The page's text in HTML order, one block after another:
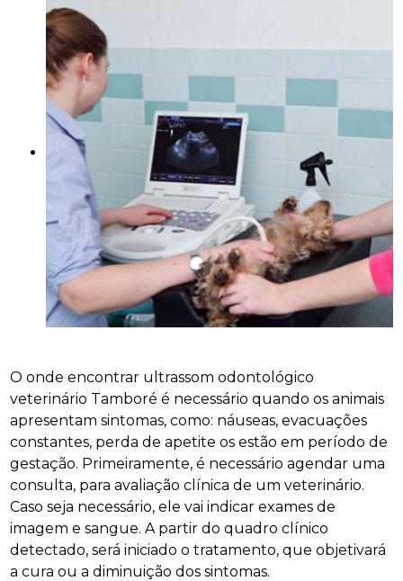
O onde encontrar ultrassom odontológico
veterinário Tamboré é necessário quando os animais
apresentam sintomas, como: náuseas, evacuações
constantes, perda de apetite os estão em período de
gestação. Primeiramente, é necessário agendar uma
consulta, para avaliação clínica de um veterinário.
Caso seja necessário, ele vai indicar exames de
imagem e sangue. A partir do quadro clínico
detectado, será iniciado o tratamento, que objetivará
a cura ou a diminuição dos sintomas.